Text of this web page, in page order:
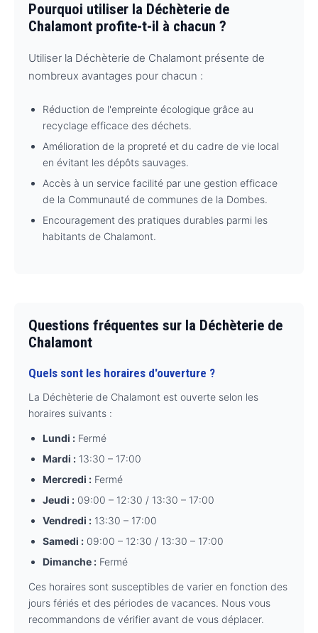
Pourquoi utiliser la Déchèterie de
Chalamont profite-t-il à chacun ?
Utiliser la Déchèterie de Chalamont présente de
nombreux avantages pour chacun :
Réduction de l'empreinte écologique grâce au
recyclage efficace des déchets.
Amélioration de la propreté et du cadre de vie local
en évitant les dépôts sauvages.
Accès à un service facilité par une gestion efficace
de la Communauté de communes de la Dombes.
Encouragement des pratiques durables parmi les
habitants de Chalamont.
Questions fréquentes sur la Déchèterie de
Chalamont
Quels sont les horaires d'ouverture ?
La Déchèterie de Chalamont est ouverte selon les
horaires suivants :
Lundi : Fermé
Mardi : 13:30 – 17:00
Mercredi : Fermé
Jeudi : 09:00 – 12:30 / 13:30 – 17:00
Vendredi : 13:30 – 17:00
Samedi : 09:00 – 12:30 / 13:30 – 17:00
Dimanche : Fermé
Ces horaires sont susceptibles de varier en fonction des
jours fériés et des périodes de vacances. Nous vous
recommandons de vérifier avant de vous déplacer.